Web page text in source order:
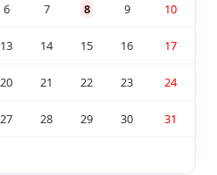
6 7 8 9 10
13 14 15 16 17
20 21 22 23 24
27 28 29 30 31